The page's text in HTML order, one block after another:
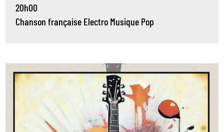
20h00
Chanson française Electro Musique Pop